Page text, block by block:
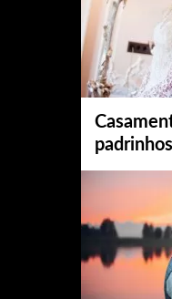
padrinhos